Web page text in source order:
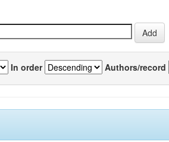
In order Authors/record